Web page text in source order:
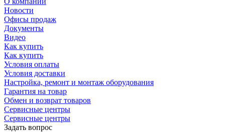
Новости
Офисы продаж
Документы
Видео
Как купить
Как купить
Условия оплаты
Условия доставки
Настройка, ремонт и монтаж оборудования
Гарантия на товар
Обмен и возврат товаров
Сервисные центры
Сервисные центры
Задать вопрос